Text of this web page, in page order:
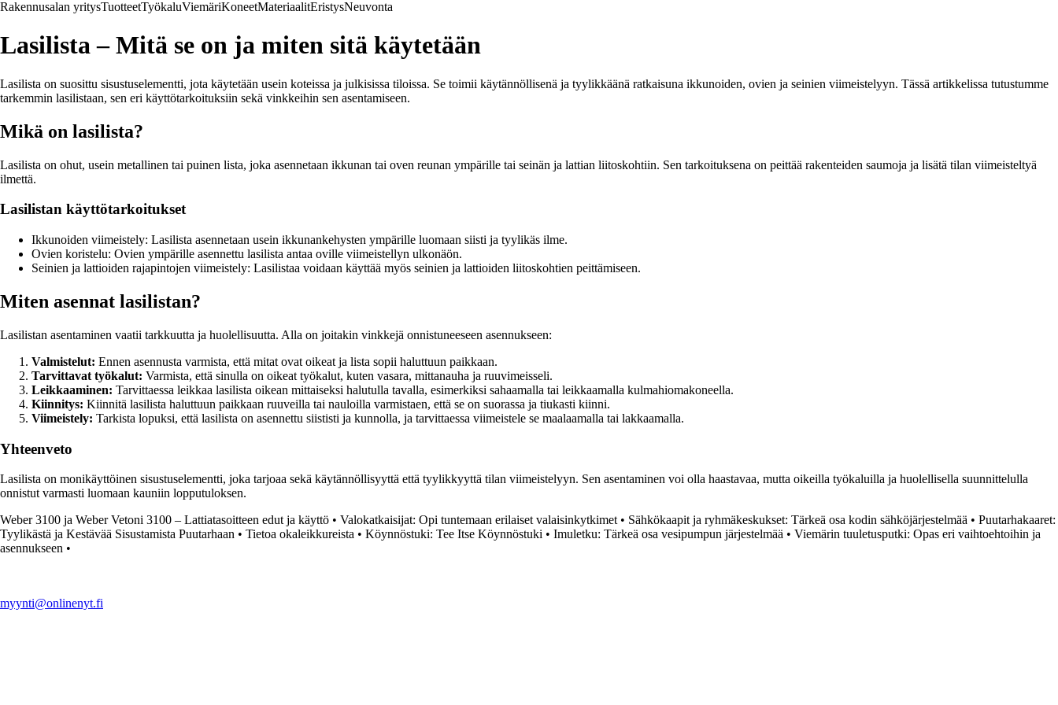
Rakennusalan yritysTuotteetTyökaluViemäriKoneetMateriaalitEristysNeuvonta
Lasilista – Mitä se on ja miten sitä käytetään
Lasilista on suosittu sisustuselementti, jota käytetään usein koteissa ja julkisissa tiloissa. Se toimii käytännöllisenä ja tyylikkäänä ratkaisuna ikkunoiden, ovien ja seinien viimeistelyyn. Tässä artikkelissa tutustumme
tarkemmin lasilistaan, sen eri käyttötarkoituksiin sekä vinkkeihin sen asentamiseen.
Mikä on lasilista?
Lasilista on ohut, usein metallinen tai puinen lista, joka asennetaan ikkunan tai oven reunan ympärille tai seinän ja lattian liitoskohtiin. Sen tarkoituksena on peittää rakenteiden saumoja ja lisätä tilan viimeisteltyä
ilmettä.
Lasilistan käyttötarkoitukset
Ikkunoiden viimeistely: Lasilista asennetaan usein ikkunankehysten ympärille luomaan siisti ja tyylikäs ilme.
Ovien koristelu: Ovien ympärille asennettu lasilista antaa oville viimeistellyn ulkonäön.
Seinien ja lattioiden rajapintojen viimeistely: Lasilistaa voidaan käyttää myös seinien ja lattioiden liitoskohtien peittämiseen.
Miten asennat lasilistan?
Lasilistan asentaminen vaatii tarkkuutta ja huolellisuutta. Alla on joitakin vinkkejä onnistuneeseen asennukseen:
Valmistelut: Ennen asennusta varmista, että mitat ovat oikeat ja lista sopii haluttuun paikkaan.
Tarvittavat työkalut: Varmista, että sinulla on oikeat työkalut, kuten vasara, mittanauha ja ruuvimeisseli.
Leikkaaminen: Tarvittaessa leikkaa lasilista oikean mittaiseksi halutulla tavalla, esimerkiksi sahaamalla tai leikkaamalla kulmahiomakoneella.
Kiinnitys: Kiinnitä lasilista haluttuun paikkaan ruuveilla tai nauloilla varmistaen, että se on suorassa ja tiukasti kiinni.
Viimeistely: Tarkista lopuksi, että lasilista on asennettu siististi ja kunnolla, ja tarvittaessa viimeistele se maalaamalla tai lakkaamalla.
Yhteenveto
Lasilista on monikäyttöinen sisustuselementti, joka tarjoaa sekä käytännöllisyyttä että tyylikkyyttä tilan viimeistelyyn. Sen asentaminen voi olla haastavaa, mutta oikeilla työkaluilla ja huolellisella suunnittelulla
onnistut varmasti luomaan kauniin lopputuloksen.
Weber 3100 ja Weber Vetoni 3100 – Lattiatasoitteen edut ja käyttö • Valokatkaisijat: Opi tuntemaan erilaiset valaisinkytkimet • Sähkökaapit ja ryhmäkeskukset: Tärkeä osa kodin sähköjärjestelmää • Puutarhakaaret:
Tyylikästä ja Kestävää Sisustamista Puutarhaan • Tietoa okaleikkureista • Köynnöstuki: Tee Itse Köynnöstuki • Imuletku: Tärkeä osa vesipumpun järjestelmää • Viemärin tuuletusputki: Opas eri vaihtoehtoihin ja
asennukseen •
myynti@onlinenyt.fi